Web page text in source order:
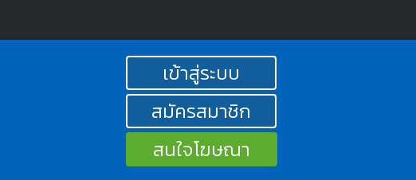
เข้าสู่ระบบ
สมัครสมาชิก
สนใจโฆษณา